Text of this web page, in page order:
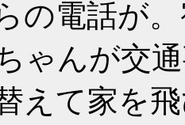
の電話が
ゃんが交
えて家を